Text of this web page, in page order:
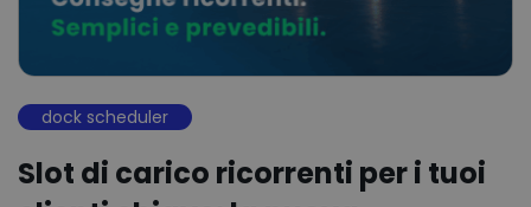
dock scheduler
Slot di carico ricorrenti per i tuoi